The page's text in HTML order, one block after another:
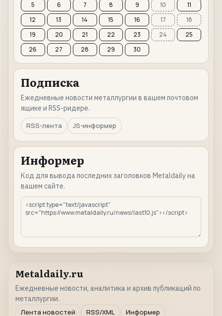
5
6 7 8 9 10
11
12
13 14 15 16 17
18
19
20 21 22 23 24
25
26
27 28 29 30
Подписка
Ежедневные новости металлургии в вашем почтовом
ящике и RSS-ридере.
RSS-лента
JS-информер
Информер
Код для вывода последних заголовков Metaldaily на
вашем сайте.
Metaldaily.ru
Ежедневные новости, аналитика и архив публикаций по
металлургии.
Лента новостей
RSS/XML Информер